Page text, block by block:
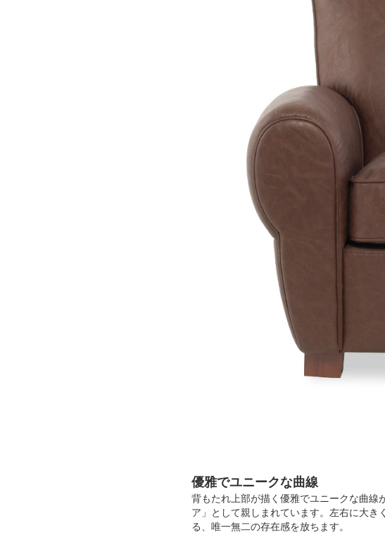
優雅でユニークな曲線
背もたれ上部が描く優雅でユニークな曲線
ア」として親しまれています。左右に大
る、唯一無二の存在感を放ちます。